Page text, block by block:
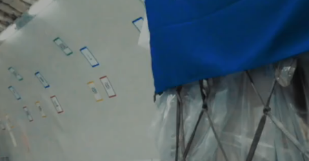
Sélectionner un pays et une langue
France - FR